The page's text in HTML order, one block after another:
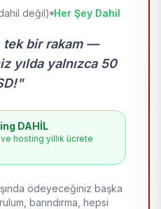
değil) Her Şey Dahil
tek bir rakam —
yılda yalnızca 50
DAHİL
hosting yıllık ücrete
ödeyeceğiniz başka
barındırma, hepsi